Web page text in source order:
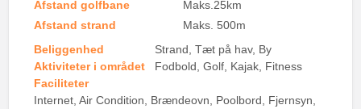
Afstand golfbane
Maks.25km
Afstand strand
Maks. 500m
Beliggenhed
Strand, Tæt på hav, By
Aktiviteter i området
Fodbold, Golf, Kajak, Fitness
Faciliteter
Internet, Air Condition, Brændeovn, Poolbord, Fjernsyn,